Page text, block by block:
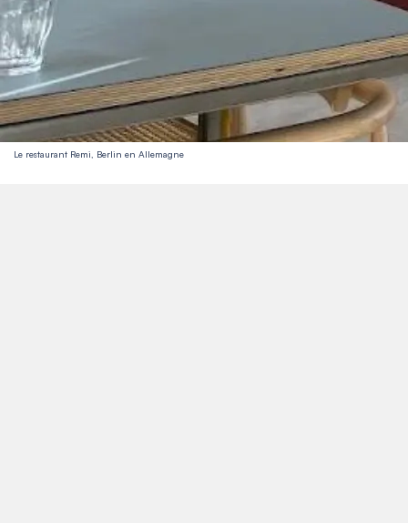
Le restaurant Remi, Berlin en Allemagne